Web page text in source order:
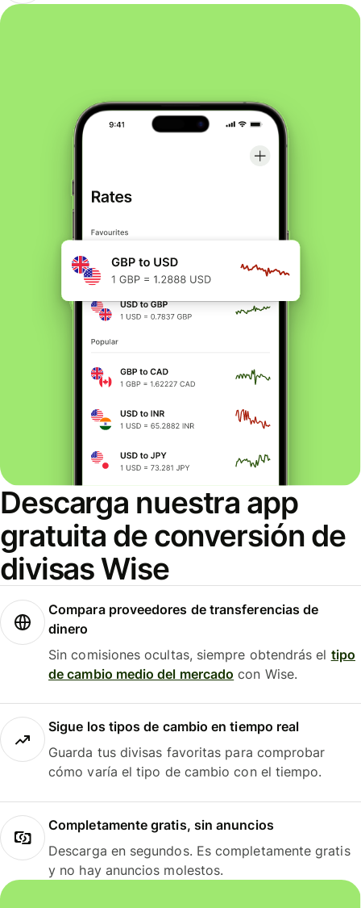
Descarga nuestra app
gratuita de conversión de
divisas Wise
Compara proveedores de transferencias de
dinero
Sin comisiones ocultas, siempre obtendrás el tipo
de cambio medio del mercado con Wise.
Sigue los tipos de cambio en tiempo real
Guarda tus divisas favoritas para comprobar
cómo varía el tipo de cambio con el tiempo.
Completamente gratis, sin anuncios
Descarga en segundos. Es completamente gratis
y no hay anuncios molestos.